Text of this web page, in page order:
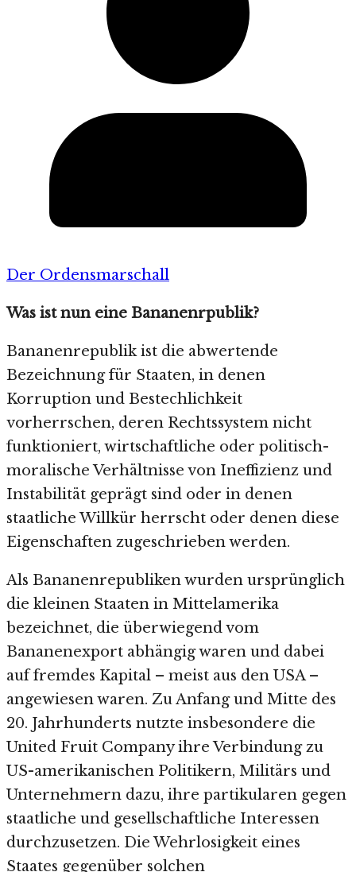
Der Ordensmarschall
Was ist nun eine Bananenrpublik?
Bananenrepublik ist die abwertende
Bezeichnung für Staaten, in denen
Korruption und Bestechlichkeit
vorherrschen, deren Rechtssystem nicht
funktioniert, wirtschaftliche oder politisch-
moralische Verhältnisse von Ineffizienz und
Instabilität geprägt sind oder in denen
staatliche Willkür herrscht oder denen diese
Eigenschaften zugeschrieben werden.
Als Bananenrepubliken wurden ursprünglich
die kleinen Staaten in Mittelamerika
bezeichnet, die überwiegend vom
Bananenexport abhängig waren und dabei
auf fremdes Kapital – meist aus den USA –
angewiesen waren. Zu Anfang und Mitte des
20. Jahrhunderts nutzte insbesondere die
United Fruit Company ihre Verbindung zu
US-amerikanischen Politikern, Militärs und
Unternehmern dazu, ihre partikularen gegen
staatliche und gesellschaftliche Interessen
durchzusetzen. Die Wehrlosigkeit eines
Staates gegenüber solchen